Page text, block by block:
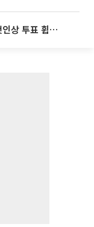
‘나솔사계’ 국화, 결별 후 재등장⋯첫인상 투표 휩쓸고 ‘인기녀’ 등극